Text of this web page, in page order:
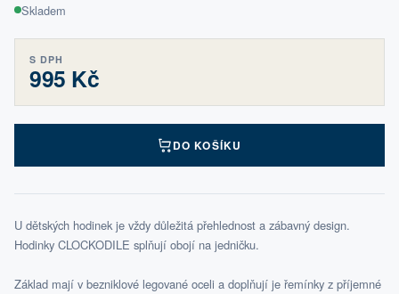
Skladem
S DPH
995 Kč
DO KOŠÍKU
U dětských hodinek je vždy důležitá přehlednost a zábavný design.
Hodinky CLOCKODILE splňují obojí na jedničku.
Základ mají v bezniklové legované oceli a doplňují je řemínky z příjemné